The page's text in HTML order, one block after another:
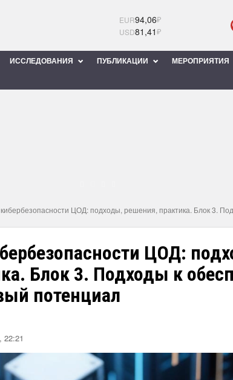
EUR94,06₽
USD81,41₽
ИССЛЕДОВАНИЯ ПУБЛИКАЦИИ
МЕРОПРИЯТИЯ
ЦОД: подходы, решения, практика. Блок 3.
ЦОД:
Блок 3. Подходы к
потенциал
22:21